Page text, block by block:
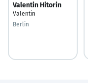
Valentin Hitorin
Valentin
Berlin